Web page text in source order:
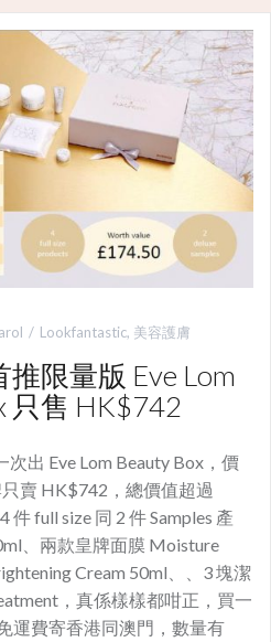
Lookfantastic, 美容護膚
限量版 Eve Lom
只售 HK$742
出 Eve Lom Beauty Box，價
賣 HK$742，總價值超過
件 full size 同 2 件 Samples 產
、兩款皇牌面膜 Moisture
Cream 50ml、、3 塊潔
，真係樣樣都咁正，買一
運費寄香港同澳門，數量有